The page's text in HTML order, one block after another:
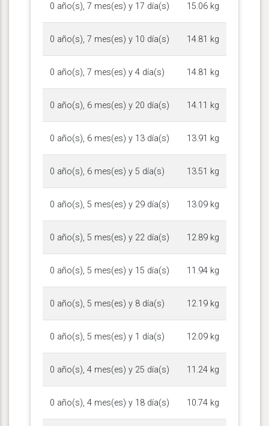
0 año(s), 7 mes(es) y 17 día(s) 15.06 kg
0 año(s), 7 mes(es) y 10 día(s) 14.81 kg
0 año(s), 7 mes(es) y 4 día(s) 14.81 kg
0 año(s), 6 mes(es) y 20 día(s) 14.11 kg
0 año(s), 6 mes(es) y 13 día(s) 13.91 kg
0 año(s), 6 mes(es) y 5 día(s) 13.51 kg
0 año(s), 5 mes(es) y 29 día(s) 13.09 kg
0 año(s), 5 mes(es) y 22 día(s) 12.89 kg
0 año(s), 5 mes(es) y 15 día(s) 11.94 kg
0 año(s), 5 mes(es) y 8 día(s) 12.19 kg
0 año(s), 5 mes(es) y 1 día(s) 12.09 kg
0 año(s), 4 mes(es) y 25 día(s) 11.24 kg
0 año(s), 4 mes(es) y 18 día(s) 10.74 kg